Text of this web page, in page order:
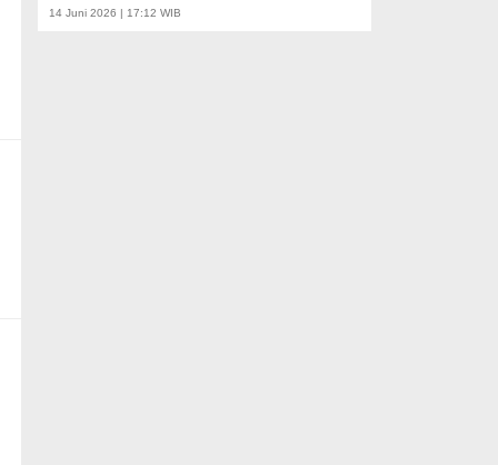
14 Juni 2026 | 17:12 WIB